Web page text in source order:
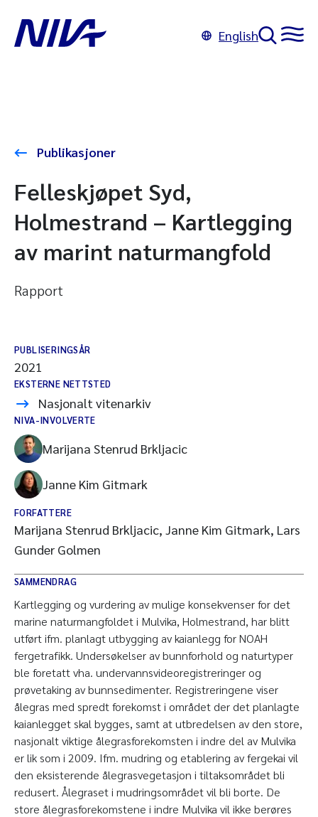
English
Publikasjoner
Felleskjøpet Syd,
Holmestrand – Kartlegging
av marint naturmangfold
Rapport
PUBLISERINGSÅR
2021
EKSTERNE NETTSTED
Nasjonalt vitenarkiv
NIVA-INVOLVERTE
Marijana Stenrud Brkljacic
Janne Kim Gitmark
FORFATTERE
Marijana Stenrud Brkljacic, Janne Kim Gitmark, Lars
Gunder Golmen
SAMMENDRAG
Kartlegging og vurdering av mulige konsekvenser for det
marine naturmangfoldet i Mulvika, Holmestrand, har blitt
utført ifm. planlagt utbygging av kaianlegg for NOAH
fergetrafikk. Undersøkelser av bunnforhold og naturtyper
ble foretatt vha. undervannsvideoregistreringer og
prøvetaking av bunnsedimenter. Registreringene viser
ålegras med spredt forekomst i området der det planlagte
kaianlegget skal bygges, samt at utbredelsen av den store,
nasjonalt viktige ålegrasforekomsten i indre del av Mulvika
er lik som i 2009. Ifm. mudring og etablering av fergekai vil
den eksisterende ålegrasvegetasjon i tiltaksområdet bli
redusert. Ålegraset i mudringsområdet vil bli borte. De
store ålegrasforekomstene i indre Mulvika vil ikke berøres